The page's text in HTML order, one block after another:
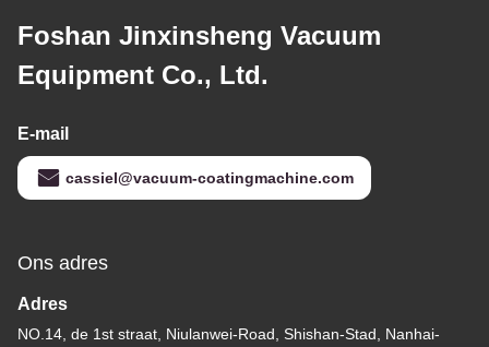
Foshan Jinxinsheng Vacuum
Equipment Co., Ltd.
E-mail
cassiel@vacuum-coatingmachine.com
Ons adres
Adres
NO.14, de 1st straat, Niulanwei-Road, Shishan-Stad, Nanhai-